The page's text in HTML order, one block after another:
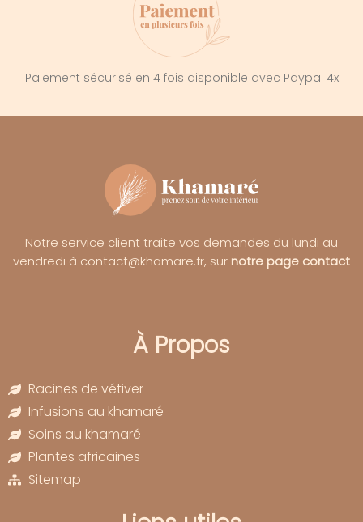
Paiement sécurisé en 4 fois disponible avec Paypal 4x
Notre service client traite vos demandes du lundi au
vendredi à contact@khamare.fr, sur notre page contact
À Propos
Racines de vétiver
Infusions au khamaré
Soins au khamaré
Plantes africaines
Sitemap